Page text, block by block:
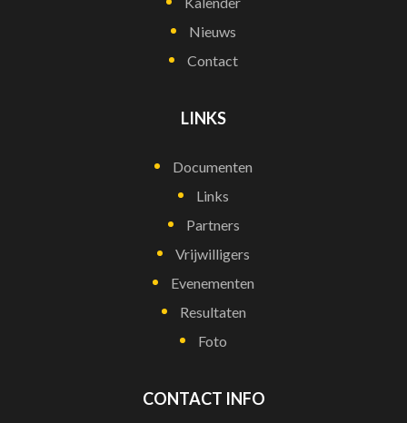
Nieuws
Contact
LINKS
Documenten
Links
Partners
Vrijwilligers
Evenementen
Resultaten
Foto
CONTACT INFO